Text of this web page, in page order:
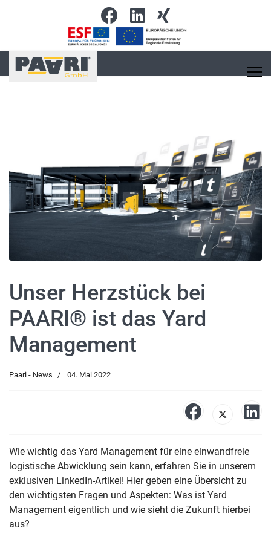
Unser Herzstück bei
PAARI® ist das Yard
Management
Paari - News 04. Mai 2022
Wie wichtig das Yard Management für eine einwandfreie
logistische Abwicklung sein kann, erfahren Sie in unserem
exklusiven LinkedIn-Artikel! Hier geben eine Übersicht zu
den wichtigsten Fragen und Aspekten: Was ist Yard
Management eigentlich und wie sieht die Zukunft hierbei
aus?